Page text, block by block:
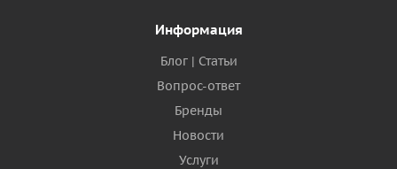
Информация
Блог | Статьи
Вопрос-ответ
Бренды
Новости
Услуги